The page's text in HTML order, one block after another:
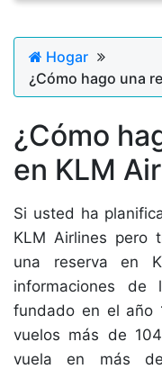
Hogar
¿Cómo hago una
¿Cómo
en KLM
Si usted ha
KLM Airlines pero
una reserva en
informaciones
fundado en el año
vuelos más de
vuela en más